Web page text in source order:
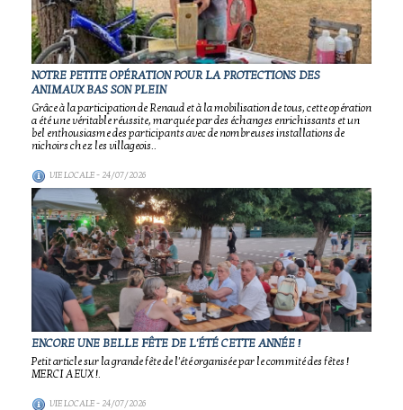
NOTRE PETITE OPÉRATION POUR LA PROTECTIONS DES
ANIMAUX BAS SON PLEIN
Grâce à la participation de Renaud et à la mobilisation de tous, cette opération
a été une véritable réussite, marquée par des échanges enrichissants et un
bel enthousiasme des participants avec de nombreuses installations de
nichoirs chez les villageois..
VIE LOCALE- 24/07/2026
ENCORE UNE BELLE FÊTE DE L'ÉTÉ CETTE ANNÉE !
Petit article sur la grande fête de l'été organisée par le commité des fêtes !
MERCI A EUX !.
VIE LOCALE- 24/07/2026